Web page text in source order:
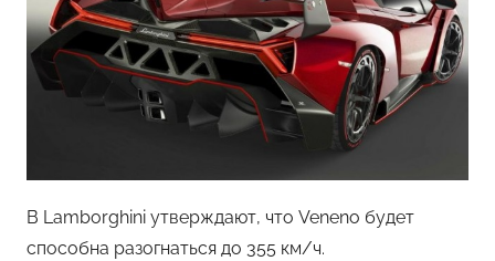
В Lamborghini утверждают, что Veneno будет
способна разогнаться до 355 км/ч.